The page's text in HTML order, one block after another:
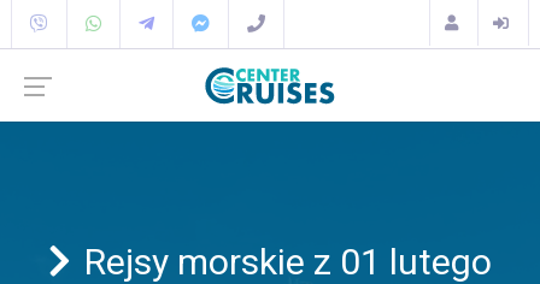
Rejsy morskie z 01 lutego